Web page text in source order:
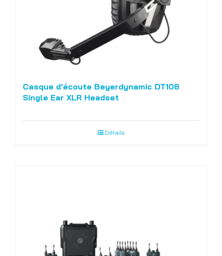
Casque d'écoute Beyerdynamic DT108
Single Ear XLR Headset
Détails